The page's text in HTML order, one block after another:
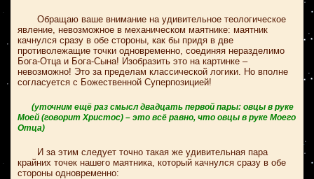
Обращаю ваше внимание на удивительное теологическое
явление, невозможное в механическом маятнике: маятник
качнулся сразу в обе стороны, как бы придя в две
противолежащие точки одновременно, соединяя неразделимо
Бога-Отца и Бога-Сына! Изобразить это на картинке –
невозможно! Это за пределам классической логики. Но вполне
согласуется с Божественной Суперпозицией!
(уточним ещё раз смысл двадцать первой пары: овцы в руке
Моей (говорит Христос) – это всё равно, что овцы в руке Моего
Отца)
И за этим следует точно такая же удивительная пара
крайних точек нашего маятника, который качнулся сразу в обе
стороны одновременно: